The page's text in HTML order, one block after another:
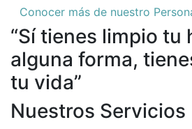
Conocer más de nuestro
“Sí tienes limpio tu
alguna forma,
tu vida”
Nuestros Servicios